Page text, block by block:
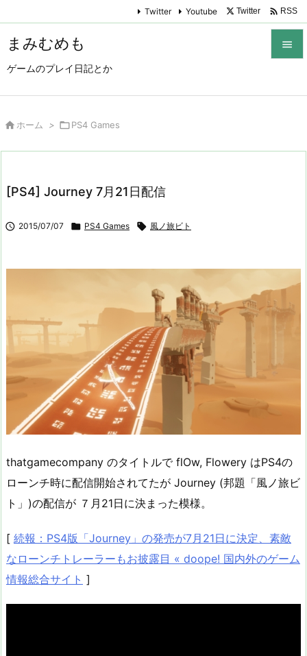
まみむめも
ゲームのプレイ日記とか

Twitter Youtube Twitter  RSS
 ホーム > PS4 Games
[PS4] Journey 7月21日配信
 2015/07/07  PS4 Games  風ノ旅ビト
thatgamecompany のタイトルで flOw, Flowery はPS4の
ローンチ時に配信開始されてたが Journey (邦題「風ノ旅ビ
ト」)の配信が ７月21日に決まった模様。
[ 続報：PS4版「Journey」の発売が7月21日に決定、素敵
なローンチトレーラーもお披露目 « doope! 国内外のゲーム
情報総合サイト ]